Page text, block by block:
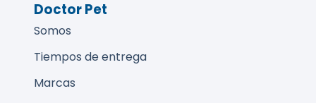
Doctor Pet
Somos
Tiempos de entrega
Marcas